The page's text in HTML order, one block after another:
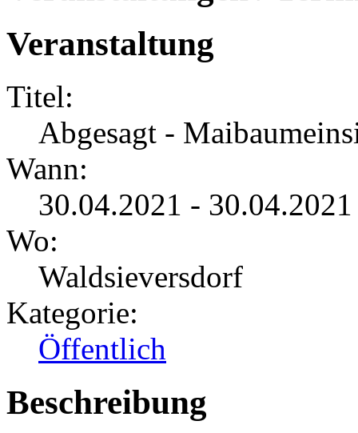
Veranstaltung
Titel:
Abgesagt -
Wann:
30.04.2021 -
Wo:
Waldsieversdorf
Kategorie:
Öffentlich
Beschreibung